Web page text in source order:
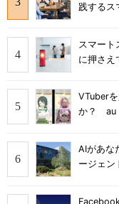
践するス
スマート
に押さえ
VTuber
か？ au
AIがあ
ージェン